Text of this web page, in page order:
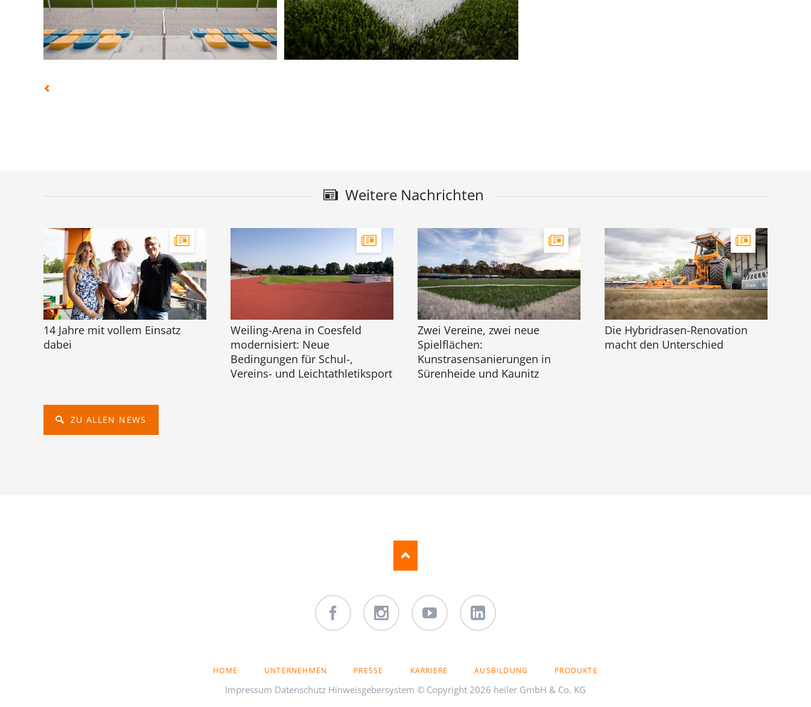
Weitere Nachrichten
14 Jahre mit vollem Einsatz
dabei
Weiling-Arena in Coesfeld
modernisiert: Neue
Bedingungen für Schul-,
Vereins- und Leichtathletiksport
Zwei Vereine, zwei neue
Spielflächen:
Kunstrasensanierungen in
Sürenheide und Kaunitz
Die Hybridrasen-Renovation
macht den Unterschied
ZU ALLEN NEWS
ÜBERSPRINGEN
HOME UNTERNEHMEN PRESSE KARRIERE AUSBILDUNG PRODUKTE
Impressum Datenschutz Hinweisgebersystem © Copyright 2026 heiler GmbH & Co. KG